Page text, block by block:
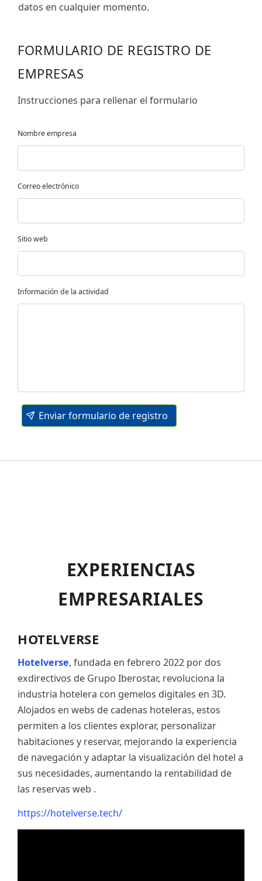
datos en cualquier momento.
FORMULARIO DE REGISTRO DE
EMPRESAS
Instrucciones para rellenar el formulario
Nombre empresa
Correo electrónico
Sitio web
Información de la actividad
Enviar formulario de registro
EXPERIENCIAS
EMPRESARIALES
HOTELVERSE
Hotelverse, fundada en febrero 2022 por dos
exdirectivos de Grupo Iberostar, revoluciona la
industria hotelera con gemelos digitales en 3D.
Alojados en webs de cadenas hoteleras, estos
permiten a los clientes explorar, personalizar
habitaciones y reservar, mejorando la experiencia
de navegación y adaptar la visualización del hotel a
sus necesidades, aumentando la rentabilidad de
las reservas web .
https://hotelverse.tech/